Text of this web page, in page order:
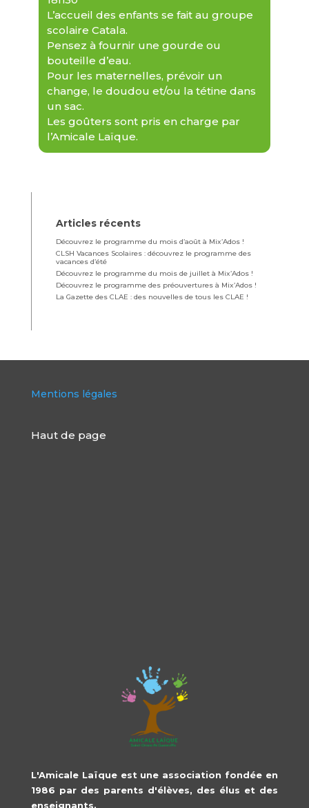
L’accueil des enfants se fait au groupe
scolaire Catala.
Pensez à fournir une gourde ou
bouteille d’eau.
Pour les maternelles, prévoir un
change, le doudou et/ou la tétine dans
un sac.
Les goûters sont pris en charge par
l’Amicale Laïque.
Articles récents
Découvrez le programme du mois d’août à Mix’Ados !
CLSH Vacances Scolaires : découvrez le programme des
vacances d’été
Découvrez le programme du mois de juillet à Mix’Ados !
Découvrez le programme des préouvertures à Mix’Ados !
La Gazette des CLAE : des nouvelles de tous les CLAE !
Mentions légales
Haut de page
L'Amicale Laïque est une association fondée en
1986 par des parents d'élèves, des élus et des
enseignants.